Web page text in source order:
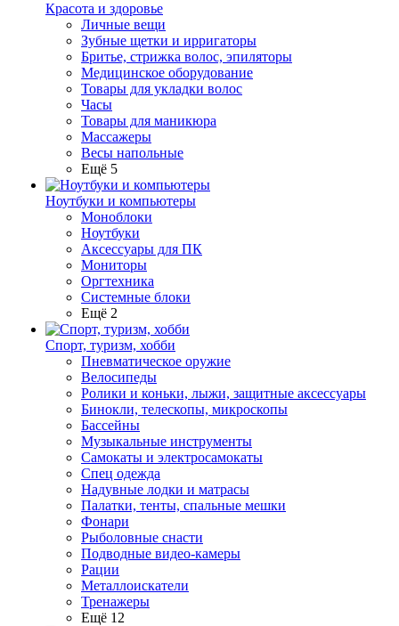
Красота и здоровье
Личные вещи
Зубные щетки и ирригаторы
Бритье, стрижка волос, эпиляторы
Медицинское оборудование
Товары для укладки волос
Часы
Товары для маникюра
Массажеры
Весы напольные
Ещё 5
Ноутбуки и компьютеры
Моноблоки
Ноутбуки
Аксессуары для ПК
Мониторы
Оргтехника
Системные блоки
Ещё 2
Спорт, туризм, хобби
Пневматическое оружие
Велосипеды
Ролики и коньки, лыжи, защитные аксессуары
Бинокли, телескопы, микроскопы
Бассейны
Музыкальные инструменты
Самокаты и электросамокаты
Спец одежда
Надувные лодки и матрасы
Палатки, тенты, спальные мешки
Фонари
Рыболовные снасти
Подводные видео-камеры
Рации
Металлоискатели
Тренажеры
Ещё 12